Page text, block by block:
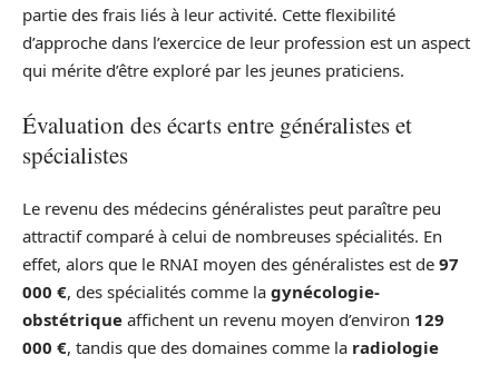
partie des frais liés à leur activité. Cette flexibilité
d’approche dans l’exercice de leur profession est un aspect
qui mérite d’être exploré par les jeunes praticiens.
Évaluation des écarts entre généralistes et
spécialistes
Le revenu des médecins généralistes peut paraître peu
attractif comparé à celui de nombreuses spécialités. En
effet, alors que le RNAI moyen des généralistes est de 97
000 €, des spécialités comme la gynécologie-
obstétrique affichent un revenu moyen d’environ 129
000 €, tandis que des domaines comme la radiologie